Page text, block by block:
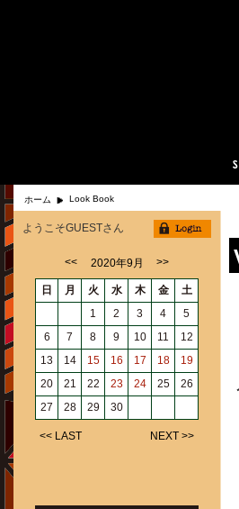
ホーム Look Book
ようこそGUESTさん
<< 2020年9月 >>
日 月 火 水 木 金
土
1
2 3 4
5
6
7 8 9 10 11
12
13
14 15 16 17 18
19
20
21 22 23 24 25
26
27
28 29 30
<< LAST NEXT >>